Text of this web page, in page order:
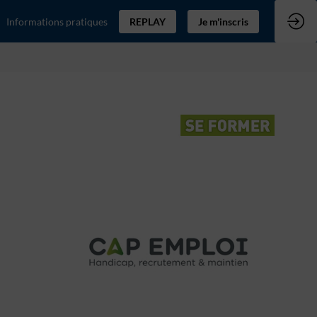
Informations pratiques REPLAY Je m'inscris